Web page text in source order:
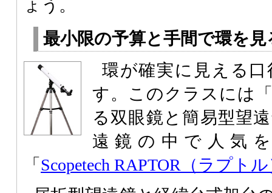
ょう。
最小限の予算と手間で環を見
環が確実に見える口
す。このクラスには
る双眼鏡と簡易型望
遠鏡の中で人気
「 Scopetech RAPTOR（ラプト